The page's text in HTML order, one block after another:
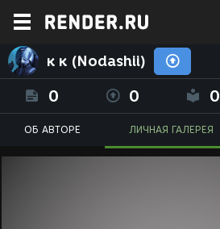
к к (Nodashii)
0 0 0
ОБ АВТОРЕ ЛИЧНАЯ ГАЛЕРЕЯ